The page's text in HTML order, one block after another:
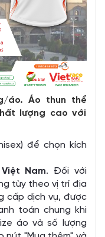
áo. Áo thun thể
lượng cao với
để chọn kích
Nam. Đối với
tùy theo vị trí địa
cấp dịch vụ, được
toán chung khi
áo và số lượng